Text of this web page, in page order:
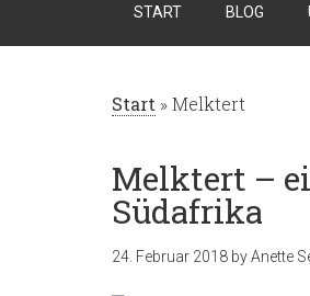
START BLOG
Start »Melktert
Melktert –
Südafrika
24. Februar 2018 byAnette